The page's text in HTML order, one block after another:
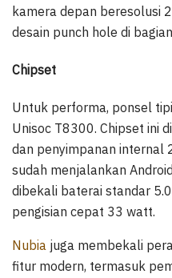
kamera depan beresolusi
desain punch hole di
Chipset
Untuk performa, ponsel
Unisoc T8300. Chipset ini
dan penyimpanan internal
sudah menjalankan
dibekali baterai standar
pengisian cepat 33 watt.
Nubia juga membekali
fitur modern, termasuk